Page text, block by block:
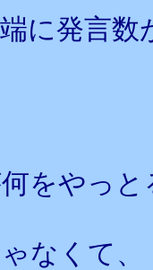
に発言
をやっ
なくて、